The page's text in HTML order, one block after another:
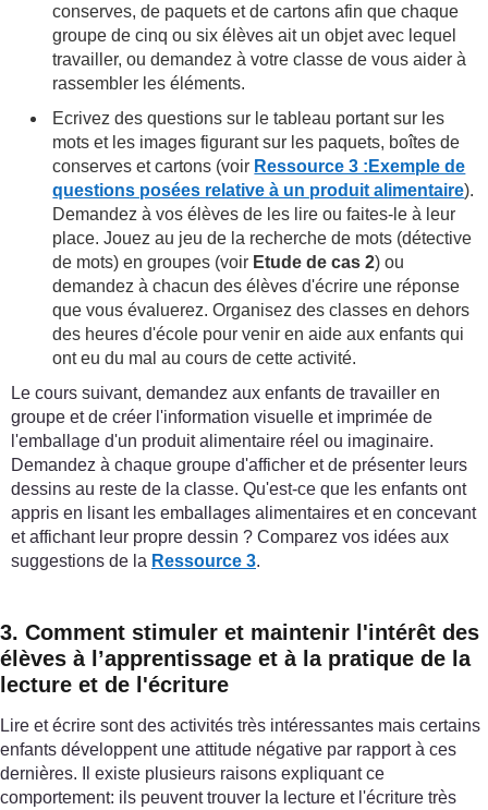
conserves, de paquets et de cartons afin que chaque
groupe de cinq ou six élèves ait un objet avec lequel
travailler, ou demandez à votre classe de vous aider à
rassembler les éléments.
Ecrivez des questions sur le tableau portant sur les
mots et les images figurant sur les paquets, boîtes de
conserves et cartons (voir Ressource 3 :Exemple de
questions posées relative à un produit alimentaire).
Demandez à vos élèves de les lire ou faites-le à leur
place. Jouez au jeu de la recherche de mots (détective
de mots) en groupes (voir Etude de cas 2) ou
demandez à chacun des élèves d'écrire une réponse
que vous évaluerez. Organisez des classes en dehors
des heures d'école pour venir en aide aux enfants qui
ont eu du mal au cours de cette activité.
Le cours suivant, demandez aux enfants de travailler en
groupe et de créer l'information visuelle et imprimée de
l'emballage d'un produit alimentaire réel ou imaginaire.
Demandez à chaque groupe d'afficher et de présenter leurs
dessins au reste de la classe. Qu'est-ce que les enfants ont
appris en lisant les emballages alimentaires et en concevant
et affichant leur propre dessin ? Comparez vos idées aux
suggestions de la Ressource 3.
3. Comment stimuler et maintenir l'intérêt des
élèves à l’apprentissage et à la pratique de la
lecture et de l'écriture
Lire et écrire sont des activités très intéressantes mais certains
enfants développent une attitude négative par rapport à ces
dernières. Il existe plusieurs raisons expliquant ce
comportement: ils peuvent trouver la lecture et l'écriture très